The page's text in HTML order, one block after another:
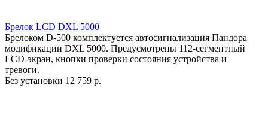
Брелок LCD DXL 5000
Брелоком D-500 комплектуется автосигнализация Пандора
модификации DXL 5000. Предусмотрены 112-сегментный
LCD-экран, кнопки проверки состояния устройства и
тревоги.
Без установки 12 759 р.